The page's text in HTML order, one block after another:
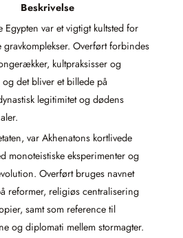
Beskrivelse
var et vigtigt kultsted for
Overført forbindes
kultpraksisser og
det bliver et billede på
legitimitet og dødens
var Akhenatons kortlivede
monoteistiske eksperimenter og
Overført bruges navnet
reformer, religiøs centralisering
samt som reference til
og diplomati mellem stormagter.